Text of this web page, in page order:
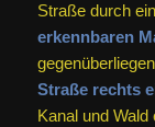
Straße durch
erkennbaren
Straße rechts
Kanal und